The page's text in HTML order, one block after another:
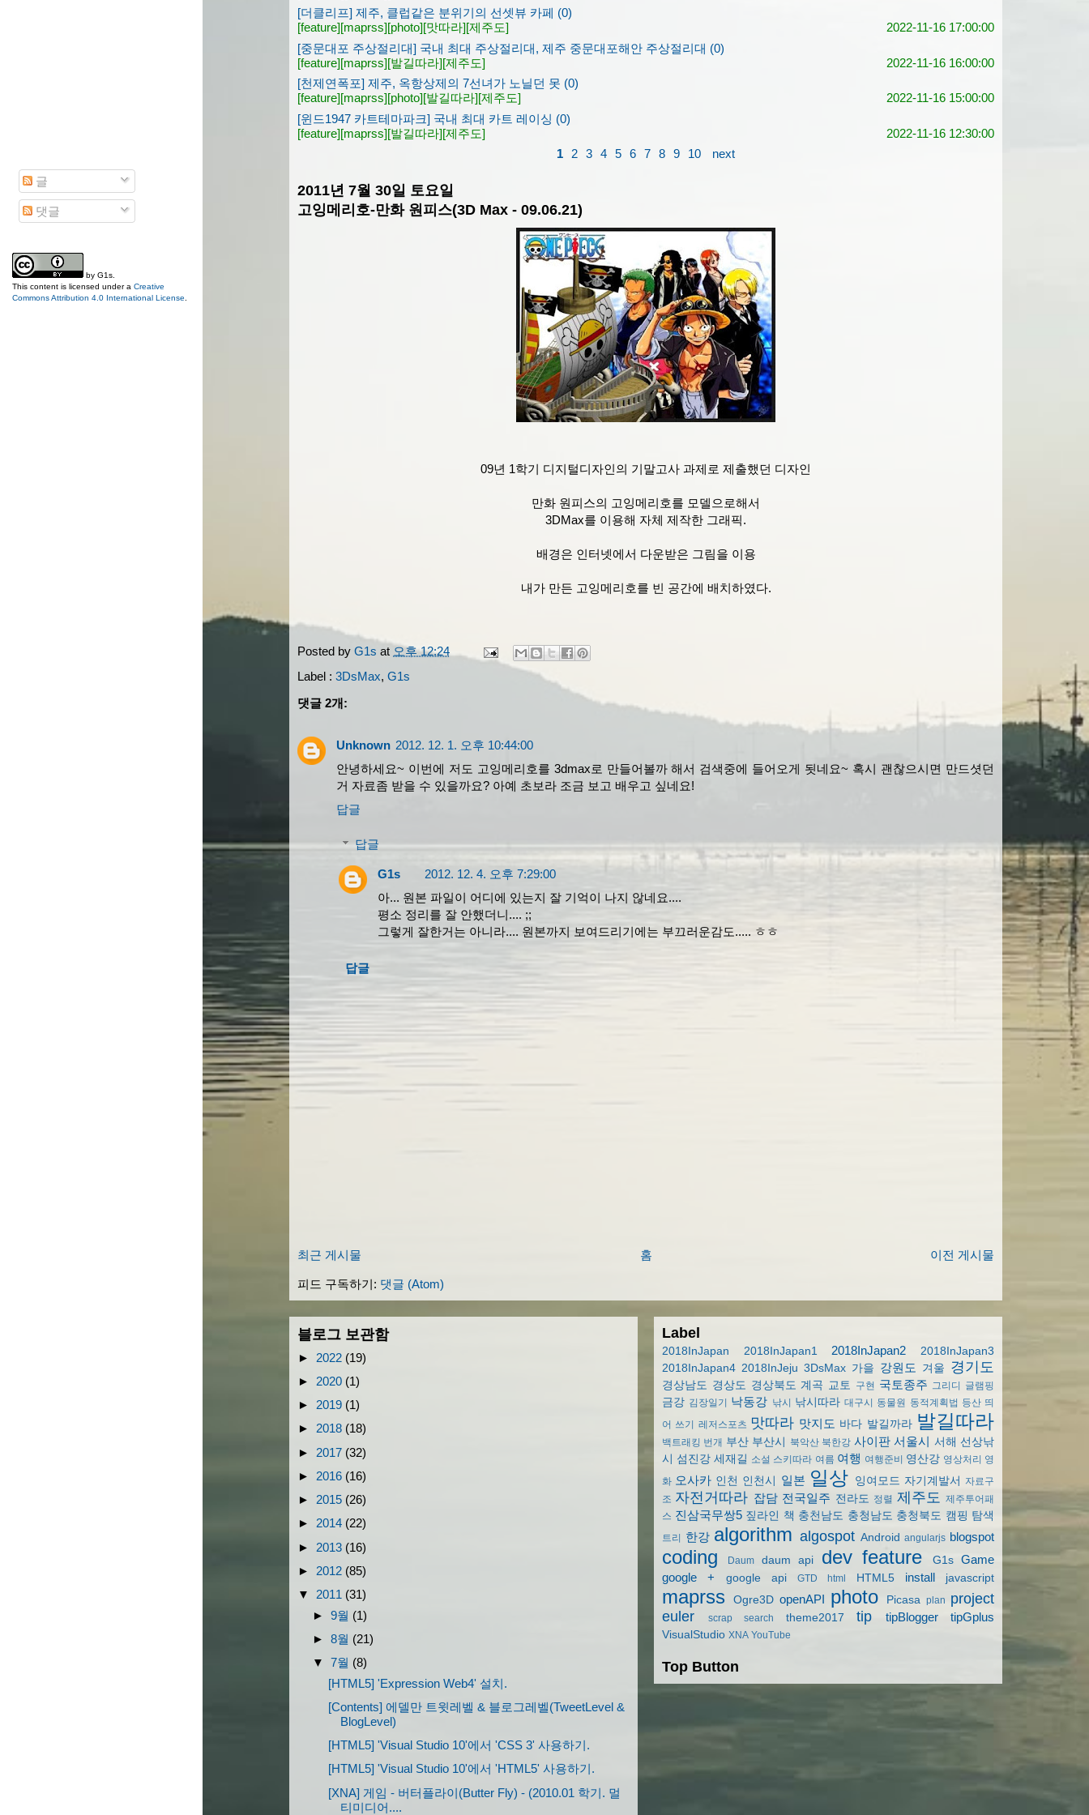
글
댓글
by G1s
This content is licensed under a Creative
Commons Attribution 4.0 International License
[더클리프] 제주, 클럽같은 분위기의 선셋뷰 카페 (0)
[feature][maprss][photo][맛따라][제주도]
2022-11-16 17:00:00
[중문대포 주상절리대] 국내 최대 주상절리대, 제주 중문대포해안 주상절리대 (0)
[feature][maprss][발길따라][제주도]
2022-11-16 16:00:00
[천제연폭포] 제주, 옥항상제의 7선녀가 노닐던 못 (0)
[feature][maprss][photo][발길따라][제주도]
2022-11-16 15:00:00
[윈드1947 카트테마파크] 국내 최대 카트 레이싱 (0)
[feature][maprss][발길따라][제주도]
2022-11-16 12:30:00
1
2 3 4 5 6 7 8 9 10 next
2011년 7월 30일 토요일
고잉메리호-만화 원피스(3D Max - 09.06.21)
09년 1학기 디지털디자인의 기말고사 과제로 제출했던 디자인
만화 원피스의 고잉메리호를 모델으로해서
3DMax를 이용해 자체 제작한 그래픽.
배경은 인터넷에서 다운받은 그림을 이용
내가 만든 고잉메리호를 빈 공간에 배치하였다.
Posted by G1s at 오후 12:24
Label : 3DsMax, G1s
댓글 2개:
Unknown 2012. 12. 1. 오후 10:44:00
안녕하세요~ 이번에 저도 고잉메리호를 3dmax로 만들어볼까 해서 검색중에 들어오게 됫네요~ 혹시 괜찮으시면 만드셧던
거 자료좀 받을 수 있을까요? 아예 초보라 조금 보고 배우고 싶네요!
답글
답글
G1s
2012. 12. 4. 오후 7:29:00
아... 원본 파일이 어디에 있는지 잘 기억이 나지 않네요....
평소 정리를 잘 안했더니.... ;;
그렇게 잘한거는 아니라.... 원본까지 보여드리기에는 부끄러운감도..... ㅎㅎ
답글
최근 게시물 이전 게시물
홈
피드 구독하기: 댓글 (Atom)
블로그 보관함
► 2022 (19)
► 2020 (1)
► 2019 (1)
► 2018 (18)
► 2017 (32)
► 2016 (16)
► 2015 (26)
► 2014 (22)
► 2013 (16)
► 2012 (85)
▼ 2011 (31)
► 9월 (1)
► 8월 (21)
▼ 7월 (8)
[HTML5] 'Expression Web4' 설치.
[Contents] 에델만 트윗레벨 & 블로그레벨(TweetLevel &
BlogLevel)
[HTML5] 'Visual Studio 10'에서 'CSS 3' 사용하기.
[HTML5] 'Visual Studio 10'에서 'HTML5' 사용하기.
[XNA] 게임 - 버터플라이(Butter Fly) - (2010.01 학기. 멀
티미디어....
Label
2018InJapan 2018InJapan1 2018InJapan2
2018InJapan3
2018InJapan4 2018InJeju 3DsMax 가을 강원도 겨울 경기도
경상남도 경상도 경상북도 계곡 교토 구현 국토종주 그리디 글램핑
금강 김장일기 낙동강 낚시 낚시따라 대구시 동물원 동적계획법 등산 띄
어 쓰기
레저스포츠 맛따라 맛지도 바다 발길까라 발길따라
백트래킹 번개 부산 부산시 북악산 북한강 사이판 서울시 서해 선상낚
시
섬진강 세재길 소설 스키따라 여름 여행 여행준비 영산강 영상처리 영
화 오사카 인천 인천시 일본 일상 잉여모드 자기계발서
자료구
조 자전거따라 잡담 전국일주 전라도 정렬 제주도 제주투어패
스 진삼국무쌍5 짚라인 책 충천남도 충청남도 충청북도 캠핑 탐색
트리 한강 algorithm algospot Android angularjs blogspot
coding Daum daum api dev feature G1s
Game
google +
google api GTD html HTML5 install javascript
maprss Ogre3D openAPI photo Picasa plan project
euler
scrap search theme2017 tip tipBlogger tipGplus
VisualStudio XNA YouTube
Top Button